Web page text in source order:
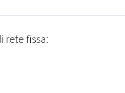
rete fissa: